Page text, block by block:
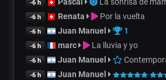
-6 h
-6 h Renata Por la vuelta
-6 h Juan Manuel 1
-6 h marc La lluvia y yo
-6 h Juan Manuel
-6 h Juan Manuel